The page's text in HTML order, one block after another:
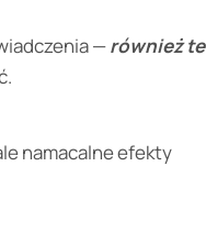
—również te
namacalne efekty